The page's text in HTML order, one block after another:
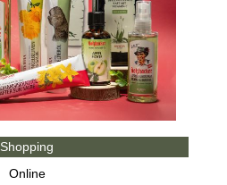
Shopping
Online